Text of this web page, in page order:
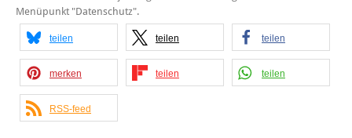
Menüpunkt "Datenschutz".
teilen teilen teilen
merken teilen teilen
RSS-feed